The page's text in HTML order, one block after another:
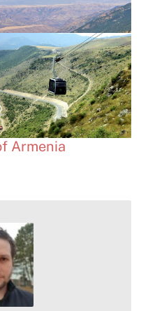
Armenia